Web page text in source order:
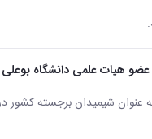
عنوان شیمیدان برجسته